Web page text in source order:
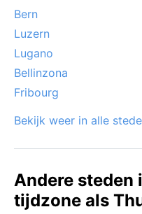
Bern
Luzern
Lugano
Bellinzona
Fribourg
Bekijk weer in alle
Andere steden
tijdzone als